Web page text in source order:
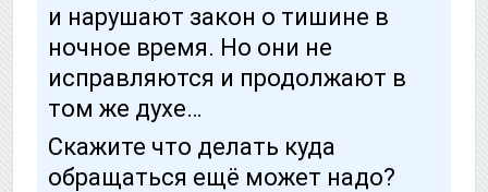
и нарушают закон о тишине в
ночное время. Но они не
исправляются и продолжают в
том же духе…
Скажите что делать куда
обращаться ещё может надо?